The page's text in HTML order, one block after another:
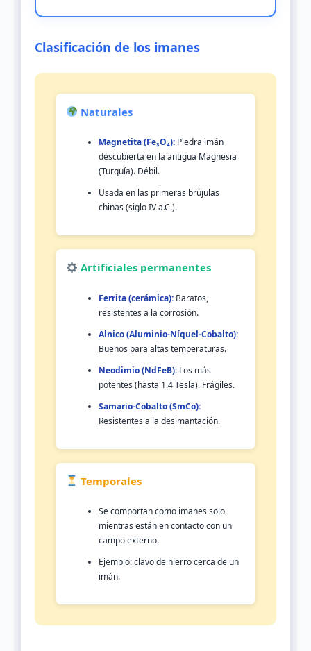
Clasificación de los imanes
Naturales
Magnetita (Fe₃O₄): Piedra imán
descubierta en la antigua Magnesia
(Turquía). Débil.
Usada en las primeras brújulas
chinas (siglo IV a.C.).
Artificiales permanentes
Ferrita (cerámica): Baratos,
resistentes a la corrosión.
Alnico (Aluminio-Níquel-Cobalto):
Buenos para altas temperaturas.
Neodimio (NdFeB): Los más
potentes (hasta 1.4 Tesla). Frágiles.
Samario-Cobalto (SmCo):
Resistentes a la desimantación.
Temporales
Se comportan como imanes solo
mientras están en contacto con un
campo externo.
Ejemplo: clavo de hierro cerca de un
imán.